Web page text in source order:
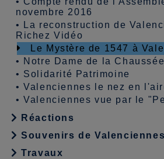
novembre 2016
•
La reconstruction de
Richez Vidéo
Le Mystère de 1547 à
• Notre Dame de la Chaussée
• Solidarité Patrimoine
•Valenciennes le nez en
•Valenciennes vue par le
Réactions
Souvenirs de Valenciennes
Travaux